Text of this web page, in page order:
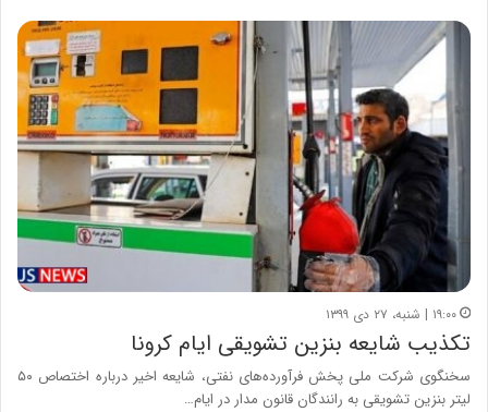
۱۹:۰۰ | شنبه، ۲۷ دی ۱۳۹۹
تکذیب شایعه بنزین تشویقی ایام کرونا
سخنگوی شرکت ملی پخش فرآورده‌های نفتی، شایعه اخیر درباره اختصاص ۵۰
لیتر بنزین تشویقی به رانندگان قانون مدار در ایام…